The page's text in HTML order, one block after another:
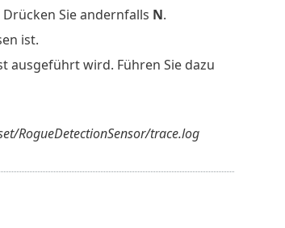
Sie andernfalls N.
ist.
ausgeführt wird. Führen Sie dazu
RogueDetectionSensor/trace.log